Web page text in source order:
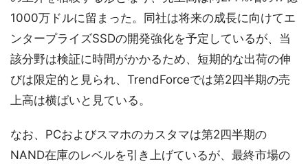
1000万ドルに留まった。同社は将来の成長に向けてエ
ンタープライズSSDの開発強化を予定しているが、当
該分野は検証に時間がかかるため、短期的な出荷の伸
びは限定的と見られ、TrendForceでは第2四半期の売
上高は横ばいと見ている。
なお、PCおよびスマホのカスタマは第2四半期の
NAND在庫のレベルを引き上げているが、最終市場の